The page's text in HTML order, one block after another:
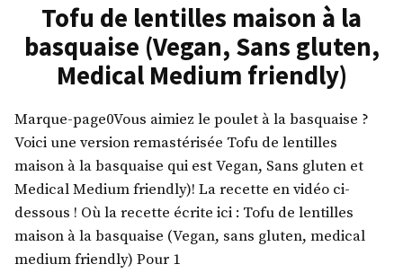
Tofu de lentilles maison à la
basquaise (Vegan, Sans gluten,
Medical Medium friendly)
Marque-page0Vous aimiez le poulet à la basquaise ?
Voici une version remastérisée Tofu de lentilles
maison à la basquaise qui est Vegan, Sans gluten et
Medical Medium friendly)! La recette en vidéo ci-
dessous ! Où la recette écrite ici : Tofu de lentilles
maison à la basquaise (Vegan, sans gluten, medical
medium friendly) Pour 1